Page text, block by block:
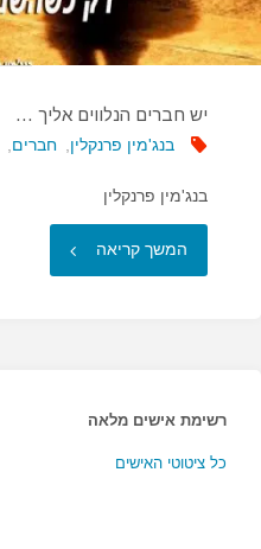
יש חברים הנלווים אליך …
בנג'מין פרנקלין, חברים,
בנג'מין פרנקלין
המשך קריאה "יש
רשימת אישים מלאה
כל ציטוטי האישים